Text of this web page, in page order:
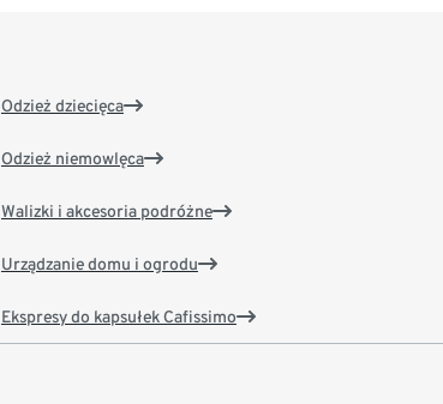
Odzież dziecięca
Odzież niemowlęca
Walizki i akcesoria podróżne
Urządzanie domu i ogrodu
Ekspresy do kapsułek Cafissimo